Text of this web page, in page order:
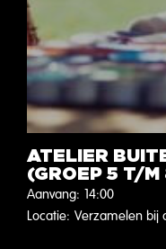
ATELIER
(GROEP 5 T/M
Aanvang: 14:00
Locatie: Verzamelen bij